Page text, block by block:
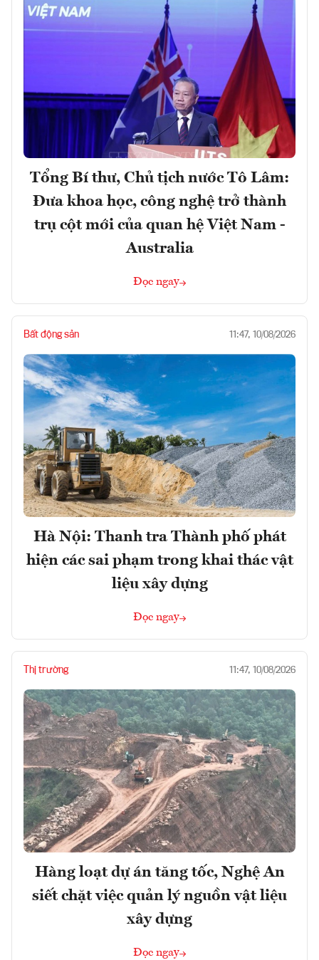
Tổng Bí thư, Chủ tịch nước Tô Lâm:
Đưa khoa học, công nghệ trở thành
trụ cột mới của quan hệ Việt Nam -
Australia
Đọc ngay
Bất động sản 11:47, 10/08/2026
Hà Nội: Thanh tra Thành phố phát
hiện các sai phạm trong khai thác vật
liệu xây dựng
Đọc ngay
Thị trường 11:47, 10/08/2026
Hàng loạt dự án tăng tốc, Nghệ An
siết chặt việc quản lý nguồn vật liệu
xây dựng
Đọc ngay